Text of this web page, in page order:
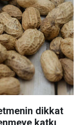
dikkat
katkı